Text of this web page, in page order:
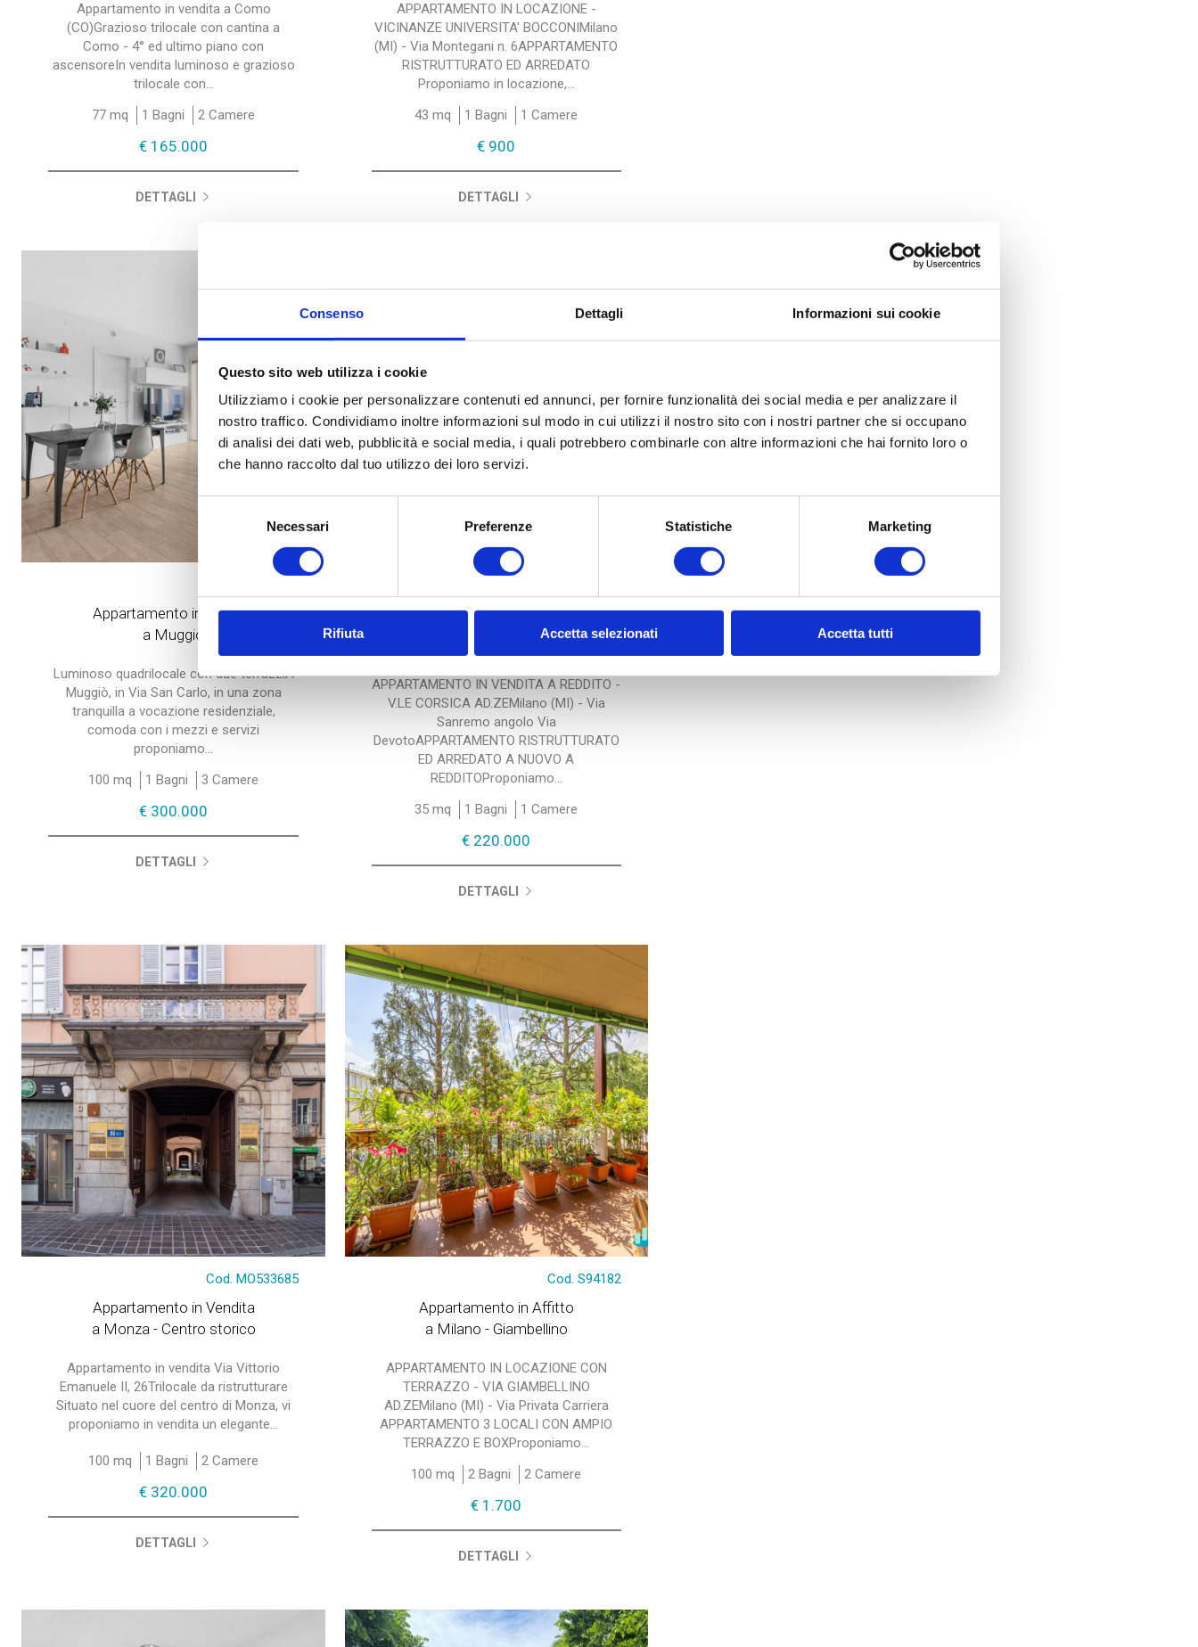
Consenso Dettagli Informazioni sui cookie
Questo sito web utilizza i cookie
Utilizziamo i cookie per personalizzare contenuti ed annunci, per fornire funzionalità dei social media e per analizzare il
nostro traffico. Condividiamo inoltre informazioni sul modo in cui utilizzi il nostro sito con i nostri partner che si occupano
di analisi dei dati web, pubblicità e social media, i quali potrebbero combinarle con altre informazioni che hai fornito loro o
che hanno raccolto dal tuo utilizzo dei loro servizi.
Necessari Preferenze Statistiche Marketing
Rifiuta Accetta selezionati Accetta tutti
Appartamento in vendita a Como
(CO)Grazioso trilocale con cantina a
Como - 4° ed ultimo piano con
ascensoreIn vendita luminoso e grazioso
trilocale con...
77 mq
1 Bagni 2 Camere
€ 165.000
DETTAGLI
APPARTAMENTO IN LOCAZIONE -
VICINANZE UNIVERSITA' BOCCONIMilano
(MI) - Via Montegani n. 6APPARTAMENTO
RISTRUTTURATO ED ARREDATO
Proponiamo in locazione,...
43 mq
1 Bagni 1 Camere
€ 900
DETTAGLI
Appartamento in Vendita
a Muggiò
Luminoso quadrilocale con due terrazziA
Muggiò, in Via San Carlo, in una zona
tranquilla a vocazione residenziale,
comoda con i mezzi e servizi
proponiamo...
100 mq
1 Bagni 3 Camere
€ 300.000
DETTAGLI
Appartamento in Vendita
a Milano - * Forlanini, Ortomercato,
V.le Corsica
APPARTAMENTO IN VENDITA A REDDITO -
V.LE CORSICA AD.ZEMilano (MI) - Via
Sanremo angolo Via
DevotoAPPARTAMENTO RISTRUTTURATO
ED ARREDATO A NUOVO A
REDDITOProponiamo...
35 mq
1 Bagni 1 Camere
€ 220.000
DETTAGLI
Cod. MO533685
Appartamento in Vendita
a Monza - Centro storico
Appartamento in vendita Via Vittorio
Emanuele II, 26Trilocale da ristrutturare
Situato nel cuore del centro di Monza, vi
proponiamo in vendita un elegante...
100 mq 1 Bagni 2 Camere
€ 320.000
DETTAGLI
Cod. S94182
Appartamento in Affitto
a Milano - Giambellino
APPARTAMENTO IN LOCAZIONE CON
TERRAZZO - VIA GIAMBELLINO
AD.ZEMilano (MI) - Via Privata Carriera
APPARTAMENTO 3 LOCALI CON AMPIO
TERRAZZO E BOXProponiamo...
100 mq
2 Bagni 2 Camere
€ 1.700
DETTAGLI